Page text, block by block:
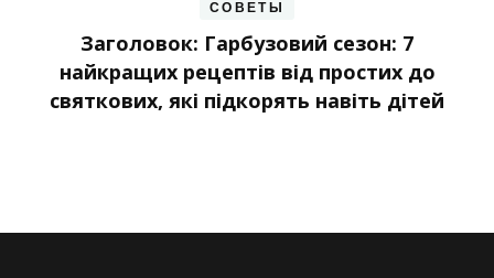
СОВЕТЫ
Заголовок: Гарбузовий сезон: 7
найкращих рецептів від простих до
святкових, які підкорять навіть дітей